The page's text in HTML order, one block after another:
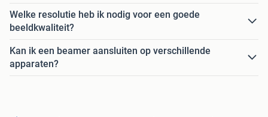
Welke resolutie heb ik nodig voor een goede
beeldkwaliteit?
Kan ik een beamer aansluiten op verschillende
apparaten?